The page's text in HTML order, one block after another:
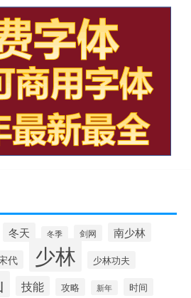
冬天 冬季 剑网 南少林
代 少林 少林功夫
技能 攻略 新年 时间